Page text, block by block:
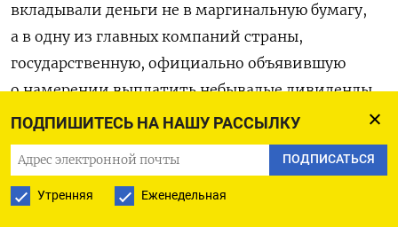
ПОДПИШИТЕСЬ НА НАШУ РАССЫЛКУ
ПОДПИСАТЬСЯ
Утренняя Еженедельная
вкладывали деньги не в маргинальную бумагу,
а в одну из главных компаний страны,
государственную, официально объявившую
о намерении выплатить небывалые дивиденды.
И, обжегшись на ней, многие плюнут и уйдут
с рынка. Возможно, они не будут распродавать
портфели, но новых денег не понесут.